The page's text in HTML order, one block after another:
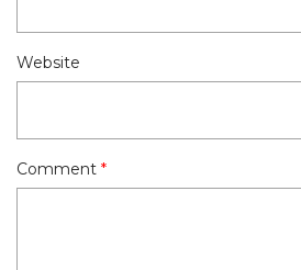
Website
Comment *